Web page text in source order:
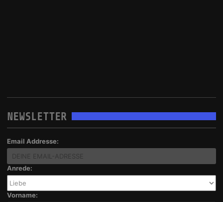
NEWSLETTER
Email Addresse:
Anrede:
Vorname: